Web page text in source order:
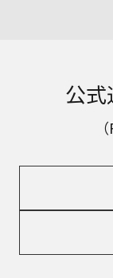
公式